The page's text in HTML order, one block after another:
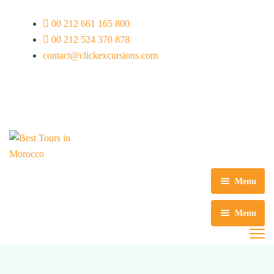
00 212 661 165 800
00 212 524 370 878
contact@clickexcursions.com
Menu
Menu